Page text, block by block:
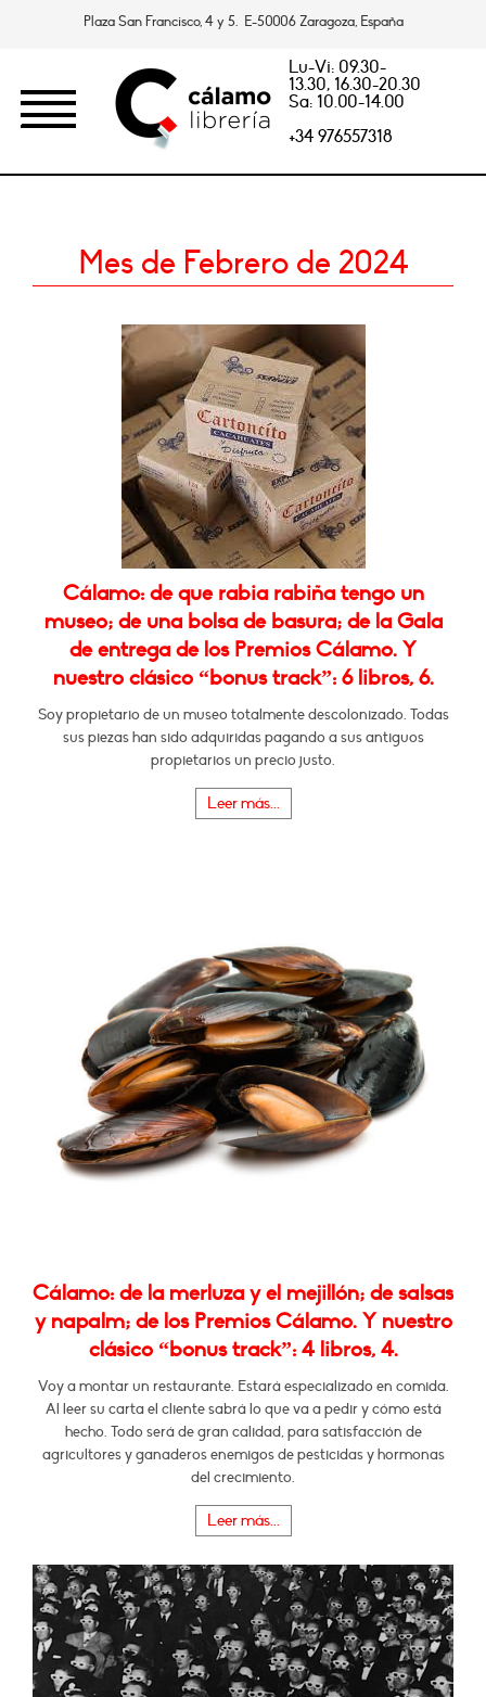
Plaza San Francisco, 4 y 5. E-50006 Zaragoza, España
Lu-Vi: 09.30-
13.30, 16.30-20.30
Sa: 10.00-14.00
+34 976557318
Mes de Febrero de 2024
Cálamo: de que rabia rabiña tengo un
museo; de una bolsa de basura; de la Gala
de entrega de los Premios Cálamo. Y
nuestro clásico “bonus track”: 6 libros, 6.
Soy propietario de un museo totalmente descolonizado. Todas
sus piezas han sido adquiridas pagando a sus antiguos
propietarios un precio justo.
Leer más...
Cálamo: de la merluza y el mejillón; de salsas
y napalm; de los Premios Cálamo. Y nuestro
clásico “bonus track”: 4 libros, 4.
Voy a montar un restaurante. Estará especializado en comida.
Al leer su carta el cliente sabrá lo que va a pedir y cómo está
hecho. Todo será de gran calidad, para satisfacción de
agricultores y ganaderos enemigos de pesticidas y hormonas
del crecimiento.
Leer más...